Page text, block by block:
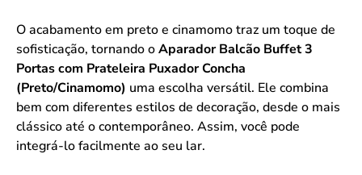
O acabamento em preto e cinamomo traz um toque de
sofisticação, tornando oAparador Balcão Buffet 3
Portas com Prateleira Puxador Concha
(Preto/Cinamomo) uma escolha versátil. Ele combina
bem com diferentes estilos de decoração, desde o mais
clássico até o contemporâneo. Assim, você pode
integrá-lo facilmente ao seu lar.